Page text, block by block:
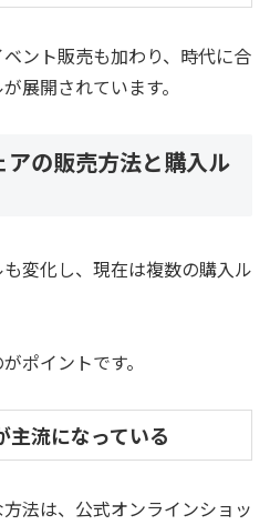
ント販売も加わり、時代に合
展開されています。
の販売方法と購入ル
変化し、現在は複数の購入ル
ポイントです。
主流になっている
法は、公式オンラインショッ